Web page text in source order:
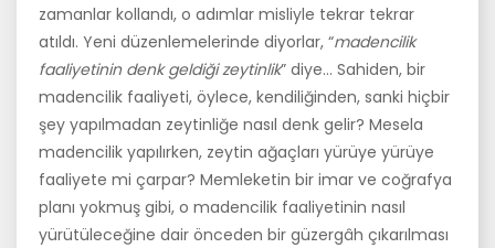
zamanlar kollandı, o adımlar misliyle tekrar tekrar
atıldı. Yeni düzenlemelerinde diyorlar, “madencilik
faaliyetinin denk geldiği zeytinlik” diye… Sahiden, bir
madencilik faaliyeti, öylece, kendiliğinden, sanki hiçbir
şey yapılmadan zeytinliğe nasıl denk gelir? Mesela
madencilik yapılırken, zeytin ağaçları yürüye yürüye
faaliyete mi çarpar? Memleketin bir imar ve coğrafya
planı yokmuş gibi, o madencilik faaliyetinin nasıl
yürütüleceğine dair önceden bir güzergâh çıkarılması